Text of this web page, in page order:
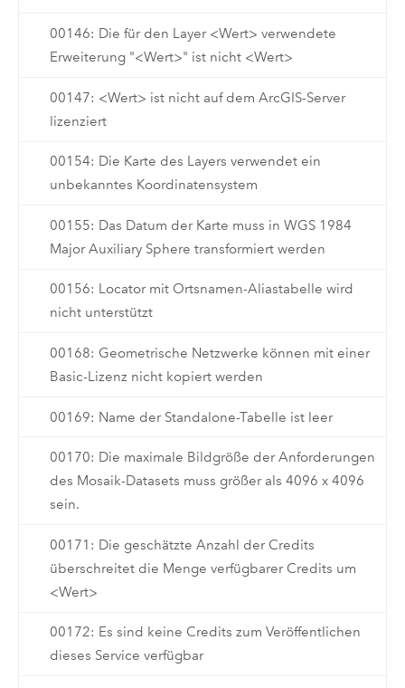
00146: Die für den Layer <Wert> verwendete
Erweiterung "<Wert>" ist nicht <Wert>
00147: <Wert> ist nicht auf dem ArcGIS-Server
lizenziert
00154: Die Karte des Layers verwendet ein
unbekanntes Koordinatensystem
00155: Das Datum der Karte muss in WGS 1984
Major Auxiliary Sphere transformiert werden
00156: Locator mit Ortsnamen-Aliastabelle wird
nicht unterstützt
00168: Geometrische Netzwerke können mit einer
Basic-Lizenz nicht kopiert werden
00169: Name der Standalone-Tabelle ist leer
00170: Die maximale Bildgröße der Anforderungen
des Mosaik-Datasets muss größer als 4096 x 4096
sein.
00171: Die geschätzte Anzahl der Credits
überschreitet die Menge verfügbarer Credits um
<Wert>
00172: Es sind keine Credits zum Veröffentlichen
dieses Service verfügbar